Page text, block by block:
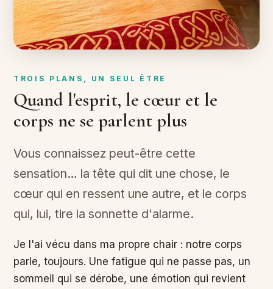
TROIS PLANS, UN SEUL ÊTRE
Quand l'esprit, le cœur et le
corps ne se parlent plus
Vous connaissez peut-être cette
sensation… la tête qui dit une chose, le
cœur qui en ressent une autre, et le corps
qui, lui, tire la sonnette d'alarme.
Je l'ai vécu dans ma propre chair : notre corps
parle, toujours. Une fatigue qui ne passe pas, un
sommeil qui se dérobe, une émotion qui revient